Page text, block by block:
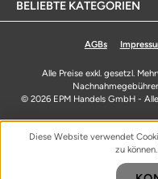
BELIEBTE KATEGORIEN
AGBs
Alle Preise exkl. gesetzl.
© 2026 EPM Handels GmbH -
Diese Website verwendet
zu können.